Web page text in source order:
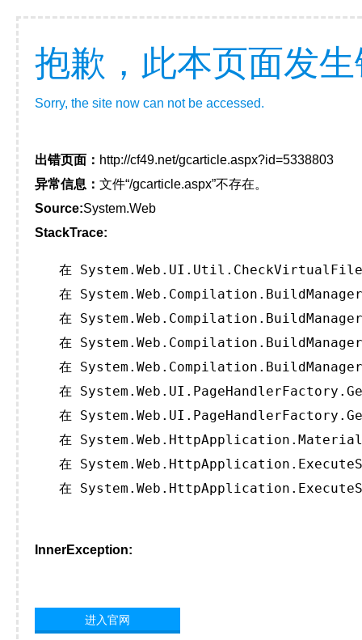
抱歉，此本页面发
Sorry, the site now can not be accessed.
出错页面： http://cf49.net/gcarticle.aspx?id=5338803
异常信息： 文件“/gcarticle.aspx”不存在。
Source:System.Web
StackTrace:
在
在
在
在
在
在
在
在
在
在
InnerException:
进入官网